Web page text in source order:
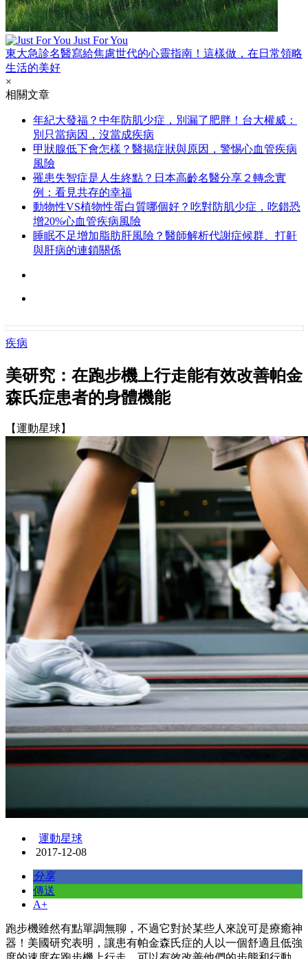
Just For You
東大急診名醫寫給焦慮世代的心靈指南！這樣做，在日常領略
生活的美好
×
相關文章
年紀大發福？中年防肌少症，別漏了肥胖！台大權威：
別只當病因，沒當成疾病
甲狀腺低下會怎樣？醫揭症狀與原因，警惕心血管疾病
風險
罹患失智症是人生終點？日本高齡名醫分享２轉念實
例：看見共存的幸福
動物性VS植物性蛋白質哪個好？吃對防肌少症，吃錯恐
增20%心血管疾病風險
睡眠不足增加脂肪肝風險？醫師解析代謝症候群、打鼾
與肝病的連鎖關係
疾病
美研究：在跑步機上行走能有效改善帕金
森氏症患者的身體機能
【運動星球】
運動星球
2017-12-08
分享
傳送
A+
跑步機雖然有點單調無聊，不過它對於某些人來說可是療癒神
器！美國研究表明，讓患有帕金森氏症的人以一個舒適且低強